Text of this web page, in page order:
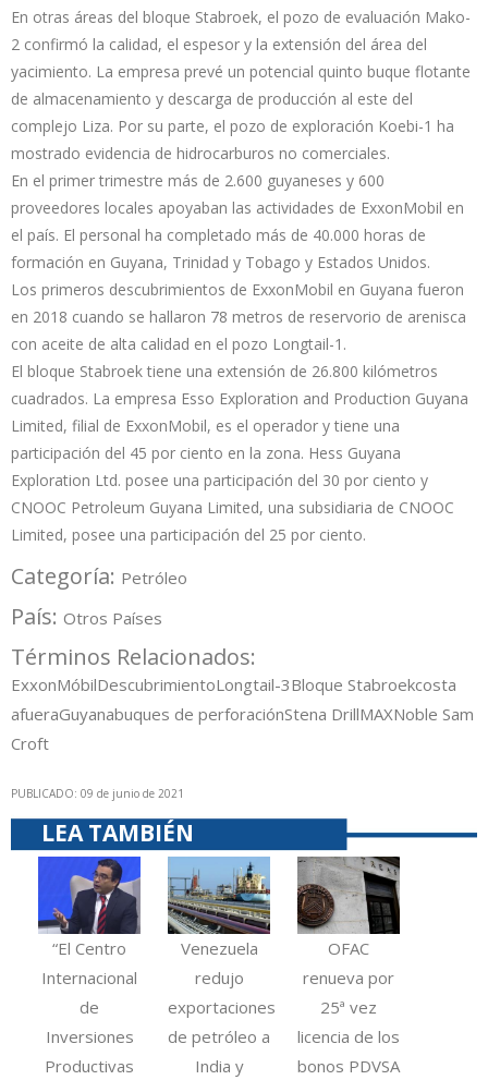
En otras áreas del bloque Stabroek, el pozo de evaluación Mako-
2 confirmó la calidad, el espesor y la extensión del área del
yacimiento. La empresa prevé un potencial quinto buque flotante
de almacenamiento y descarga de producción al este del
complejo Liza. Por su parte, el pozo de exploración Koebi-1 ha
mostrado evidencia de hidrocarburos no comerciales.
En el primer trimestre más de 2.600 guyaneses y 600
proveedores locales apoyaban las actividades de ExxonMobil en
el país. El personal ha completado más de 40.000 horas de
formación en Guyana, Trinidad y Tobago y Estados Unidos.
Los primeros descubrimientos de ExxonMobil en Guyana fueron
en 2018 cuando se hallaron 78 metros de reservorio de arenisca
con aceite de alta calidad en el pozo Longtail-1.
El bloque Stabroek tiene una extensión de 26.800 kilómetros
cuadrados. La empresa Esso Exploration and Production Guyana
Limited, filial de ExxonMobil, es el operador y tiene una
participación del 45 por ciento en la zona. Hess Guyana
Exploration Ltd. posee una participación del 30 por ciento y
CNOOC Petroleum Guyana Limited, una subsidiaria de CNOOC
Limited, posee una participación del 25 por ciento.
Categoría: Petróleo
País: Otros Países
Términos Relacionados:
ExxonMóbilDescubrimientoLongtail-3Bloque Stabroekcosta
afueraGuyanabuques de perforaciónStena DrillMAXNoble Sam
Croft
PUBLICADO: 09 de junio de 2021
LEA TAMBIÉN
“El Centro
Internacional
de
Inversiones
Productivas
Venezuela
redujo
exportaciones
de petróleo a
India y
OFAC
renueva por
25ª vez
licencia de los
bonos PDVSA